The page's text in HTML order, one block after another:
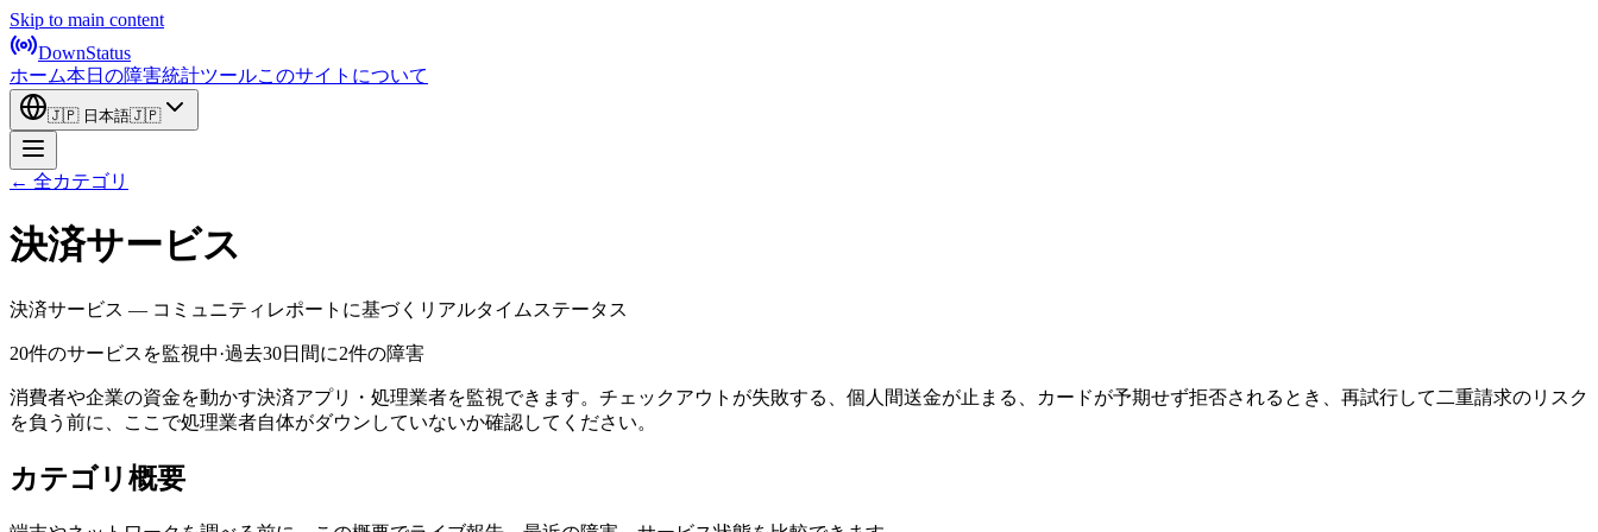
Skip to main content
DownStatus
ホーム本日の障害統計ツールこのサイトについて
🇯🇵 日本語🇯🇵
← 全カテゴリ
決済サービス
決済サービス — コミュニティレポートに基づくリアルタイムステータス
20件のサービスを監視中·過去30日間に2件の障害
消費者や企業の資金を動かす決済アプリ・処理業者を監視できます。チェックアウトが失敗する、個人間送金が止まる、カードが予期せず拒否されるとき、再試行して二重請求のリスク
を負う前に、ここで処理業者自体がダウンしていないか確認してください。
カテゴリ概要